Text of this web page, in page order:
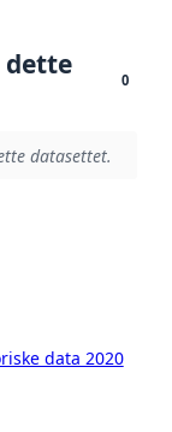
dette
0
datasettet.
data 2020